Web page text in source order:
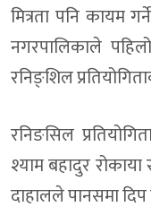
मित्रता पनि कायम
नगरपालिकाले
रनिङ्शिल
रनिङसिल
श्याम बहादुर
दाहालले पानसमा